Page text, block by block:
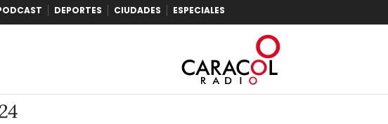
DEPORTES CIUDADES ESPECIALES